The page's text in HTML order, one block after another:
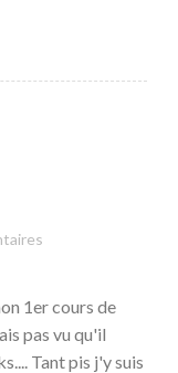
1er cours de
pas vu qu'il
Tant pis j'y suis